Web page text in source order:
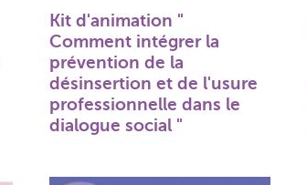
Kit d'animation "
Comment intégrer la
prévention de la
désinsertion et de l'usure
professionnelle dans le
dialogue social "